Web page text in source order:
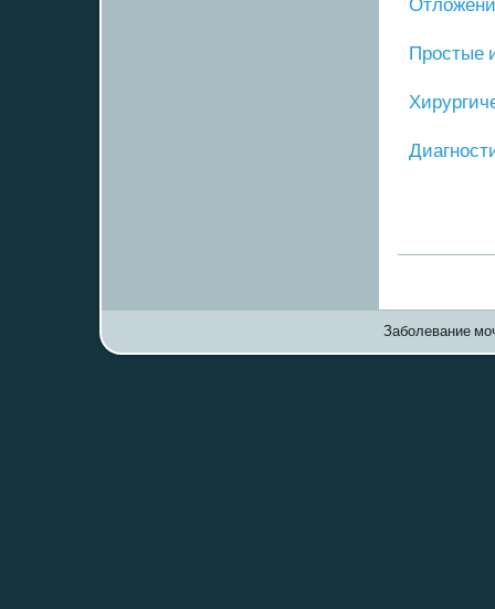
Прοстые
Заболевание